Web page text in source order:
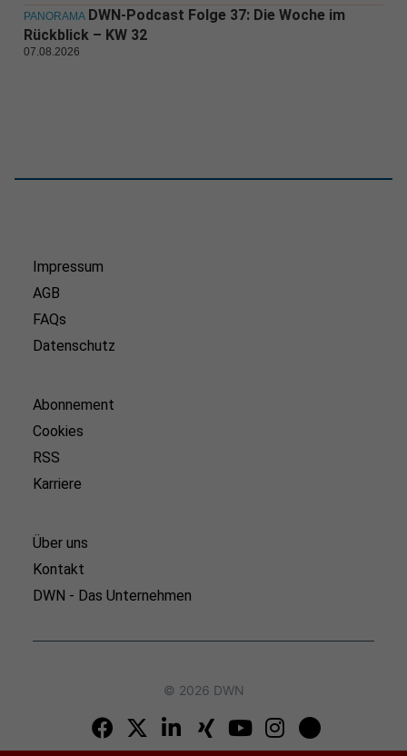
PANORAMA DWN-Podcast Folge 37: Die Woche im
Rückblick – KW 32
07.08.2026
Impressum
AGB
FAQs
Datenschutz
Abonnement
Cookies
RSS
Karriere
Über uns
Kontakt
DWN - Das Unternehmen
© 2026 DWN